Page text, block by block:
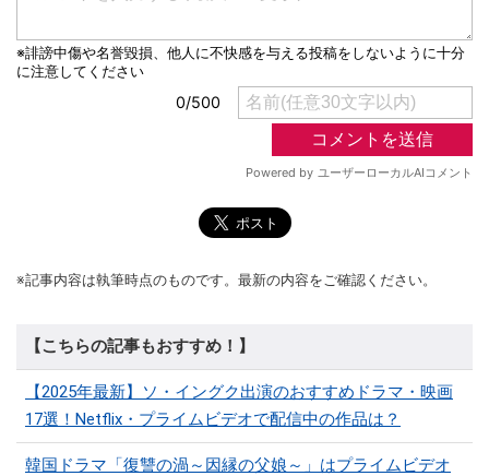
※記事内容は執筆時点のものです。最新の内容をご確認ください。
【こちらの記事もおすすめ！】
【2025年最新】ソ・イングク出演のおすすめドラマ・映画
17選！Netflix・プライムビデオで配信中の作品は？
韓国ドラマ「復讐の渦～因縁の父娘～」はプライムビデオ